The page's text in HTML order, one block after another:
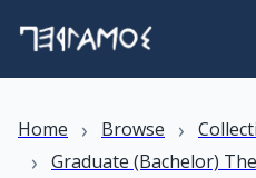
Home › Browse ›
› Graduate (Bachelor)